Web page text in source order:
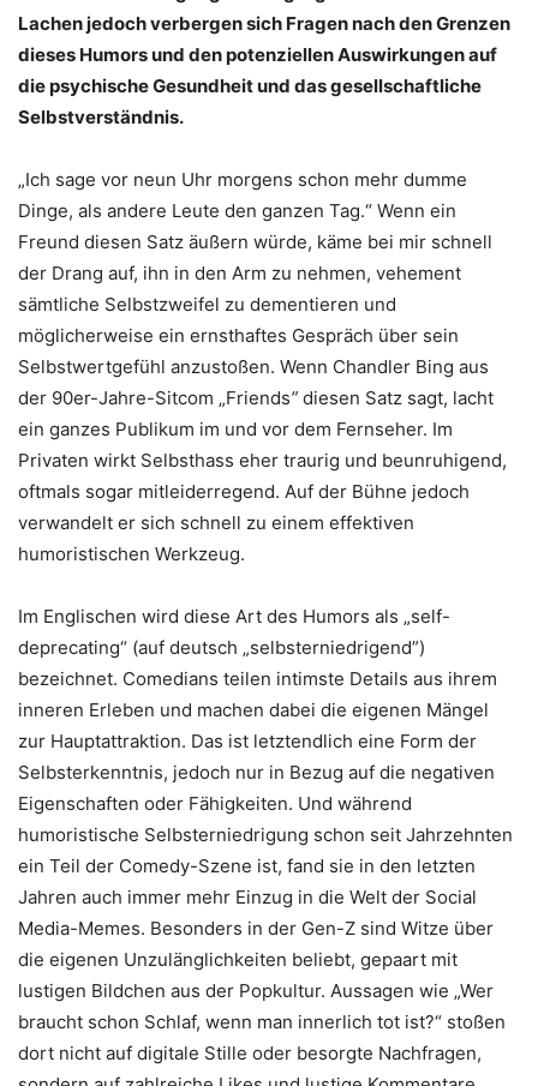
Lachen jedoch verbergen sich Fragen nach den Grenzen
dieses Humors und den potenziellen Auswirkungen auf
die psychische Gesundheit und das gesellschaftliche
Selbstverständnis.
„Ich sage vor neun Uhr morgens schon mehr dumme
Dinge, als andere Leute den ganzen Tag.“ Wenn ein
Freund diesen Satz äußern würde, käme bei mir schnell
der Drang auf, ihn in den Arm zu nehmen, vehement
sämtliche Selbstzweifel zu dementieren und
möglicherweise ein ernsthaftes Gespräch über sein
Selbstwertgefühl anzustoßen. Wenn Chandler Bing aus
der 90er-Jahre-Sitcom „Friends” diesen Satz sagt, lacht
ein ganzes Publikum im und vor dem Fernseher. Im
Privaten wirkt Selbsthass eher traurig und beunruhigend,
oftmals sogar mitleiderregend. Auf der Bühne jedoch
verwandelt er sich schnell zu einem effektiven
humoristischen Werkzeug.
Im Englischen wird diese Art des Humors als „self-
deprecating“ (auf deutsch „selbsterniedrigend”)
bezeichnet. Comedians teilen intimste Details aus ihrem
inneren Erleben und machen dabei die eigenen Mängel
zur Hauptattraktion. Das ist letztendlich eine Form der
Selbsterkenntnis, jedoch nur in Bezug auf die negativen
Eigenschaften oder Fähigkeiten. Und während
humoristische Selbsterniedrigung schon seit Jahrzehnten
ein Teil der Comedy-Szene ist, fand sie in den letzten
Jahren auch immer mehr Einzug in die Welt der Social
Media-Memes. Besonders in der Gen-Z sind Witze über
die eigenen Unzulänglichkeiten beliebt, gepaart mit
lustigen Bildchen aus der Popkultur. Aussagen wie „Wer
braucht schon Schlaf, wenn man innerlich tot ist?“ stoßen
dort nicht auf digitale Stille oder besorgte Nachfragen,